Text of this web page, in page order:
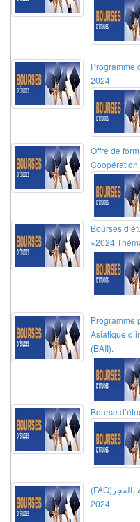
Programme
2024
Offre de
Bourses
»2024
Programme
Asiatique
(BAII).
Bourse
(FAQ)عرض منح من قبل منظمة الأغذية و الزراعة بالمجر
2024